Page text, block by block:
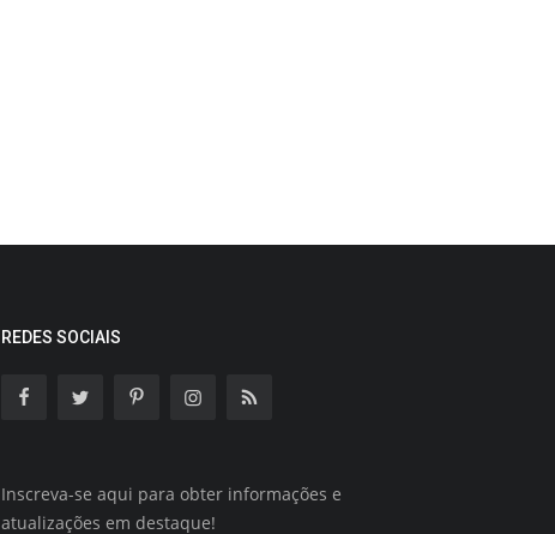
REDES SOCIAIS
Inscreva-se aqui para obter informações e
atualizações em destaque!